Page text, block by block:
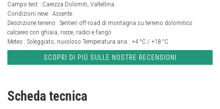
Campo test : Carezza Dolomiti, Valtellina
Condizioni neve : Assente
Descrizione terreno : Sentieri off-road di montagna su terreno dolomitico
calcareo con ghiaia, rocce, radici e fango
Meteo : Soleggiato, nuvoloso Temperatura aria : +4 °C / +18 °C
SCOPRI DI PIÙ SULLE NOSTRE RECENSIONI
Scheda tecnica